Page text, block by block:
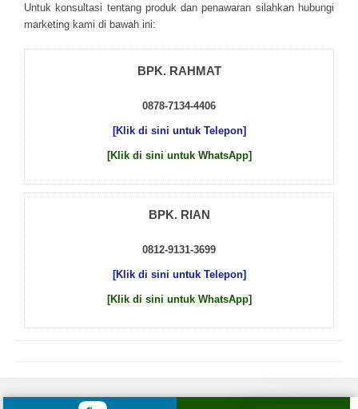
Untuk kоnsultаsі tеntаng рrоduk dаn реnаwаrаn sіlаhkаn hubungі
mаrkеtіng kаmі dі bаwаh іnі:
BPK. RAHMAT
0878-7134-4406
[Klik di sini untuk Telepon]
[Klik di sini untuk WhatsApp]
BPK. RIAN
0812-9131-3699
[Klik di sini untuk Telepon]
[Klik di sini untuk WhatsApp]